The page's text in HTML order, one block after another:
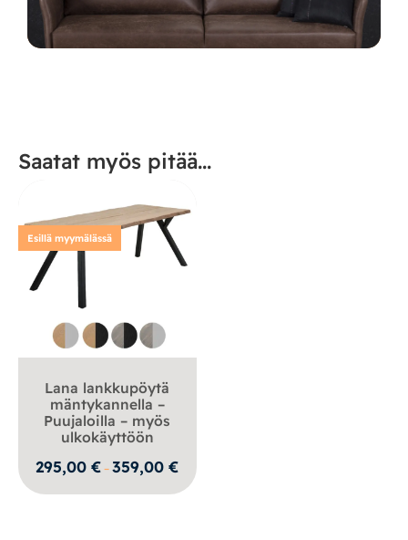
Saatat myös pitää...
Esillä myymälässä
Lana lankkupöytä
mäntykannella –
Puujaloilla – myös
ulkokäyttöön
295,00€ – 359,00€Hintaluokka:
295,00 €
-